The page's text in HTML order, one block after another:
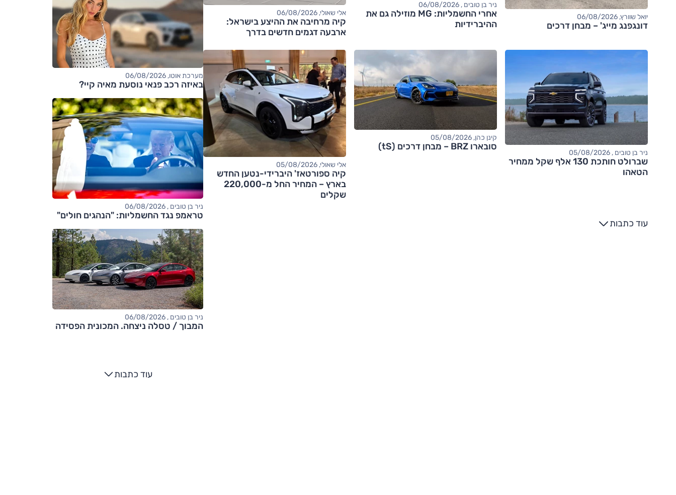
יואל שוורץ, 06/08/2026
דונגפנג מייג' – מבחן דרכים
ניר בן טובים , 06/08/2026
אחרי החשמליות: MG מוזילה גם את
ההיברידיות
אלי שאולי, 06/08/2026
קיה מרחיבה את ההיצע בישראל:
ארבעה דגמים חדשים בדרך
ניר בן טובים , 05/08/2026
שברולט חותכת 130 אלף שקל ממחיר
הטאהו
קינן כהן, 05/08/2026
סובארו BRZ – מבחן דרכים (tS)
אלי שאולי, 05/08/2026
קיה ספורטאז' היברידי-נטען החדש
בארץ – המחיר החל מ-220,000
שקלים
עוד כתבות
מערכת אוטו, 06/08/2026
באיזה רכב פנאי נוסעת מאיה קיי?
ניר בן טובים , 06/08/2026
טראמפ נגד החשמליות: "הנהגים חולים"
ניר בן טובים , 06/08/2026
המבוך / טסלה ניצחה. המכונית הפסידה
עוד כתבות